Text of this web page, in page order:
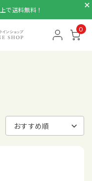
で送料無料！
0